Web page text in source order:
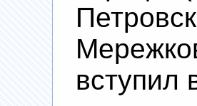
вступил